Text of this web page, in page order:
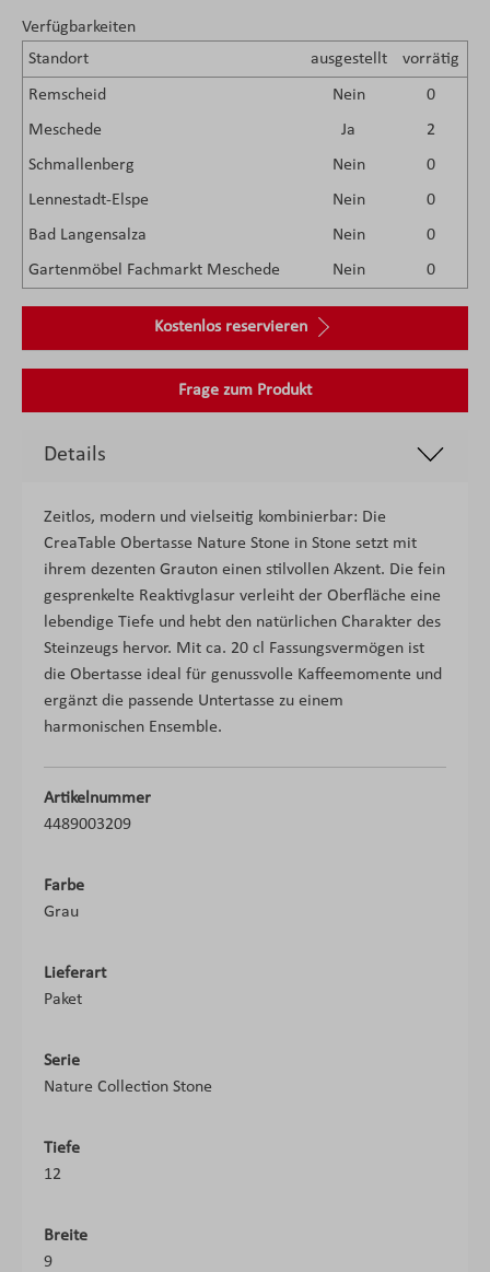
Verfügbarkeiten
Standort
ausgestellt vorrätig
Remscheid Nein
0
Meschede
Ja
2
Schmallenberg
Nein
0
Lennestadt-Elspe
Nein
0
Bad Langensalza
Nein
0
Gartenmöbel Fachmarkt Meschede
Nein 0
Kostenlos reservieren
Frage zum Produkt
Details
Zeitlos, modern und vielseitig kombinierbar: Die
CreaTable Obertasse Nature Stone in Stone setzt mit
ihrem dezenten Grauton einen stilvollen Akzent. Die fein
gesprenkelte Reaktivglasur verleiht der Oberfläche eine
lebendige Tiefe und hebt den natürlichen Charakter des
Steinzeugs hervor. Mit ca. 20 cl Fassungsvermögen ist
die Obertasse ideal für genussvolle Kaffeemomente und
ergänzt die passende Untertasse zu einem
harmonischen Ensemble.
Artikelnummer
4489003209
Farbe
Grau
Lieferart
Paket
Serie
Nature Collection Stone
Tiefe
12
Breite
9